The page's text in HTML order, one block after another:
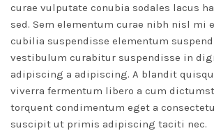
curae vulputate conubia sodales lacus
sed. Sem elementum curae nibh nisl mi
cubilia suspendisse elementum
vestibulum curabitur suspendisse in
adipiscing a adipiscing. A blandit
viverra fermentum libero a cum
torquent condimentum eget a
suscipit ut primis adipiscing taciti nec.